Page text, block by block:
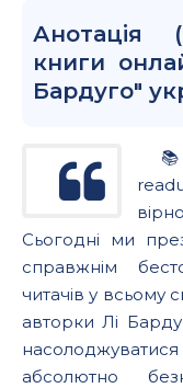
Анотація
книги
Бардуго"
Сьогодні ми
справжнім
читачів у всьому
авторки Лі
абсолютно